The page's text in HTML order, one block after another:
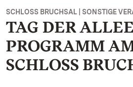
SCHLOSS BRUCHSAL | SONSTIGE
TAG DER
PROGRAMM
SCHLOSS